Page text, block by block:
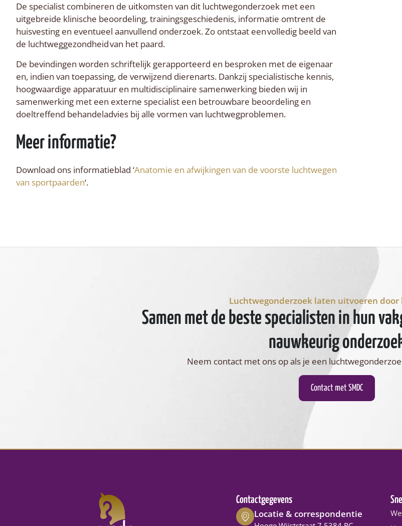
De specialist combineren de uitkomsten van dit luchtwegonderzoek met een
uitgebreide klinische beoordeling, trainingsgeschiedenis, informatie omtrent de
huisvesting en eventueel aanvullend onderzoek. Zo ontstaat een volledig beeld van
de luchtweggezondheid van het paard.
De bevindingen worden schriftelijk gerapporteerd en besproken met de eigenaar
en, indien van toepassing, de verwijzend dierenarts. Dankzij specialistische kennis,
hoogwaardige apparatuur en multidisciplinaire samenwerking bieden wij in
samenwerking met een externe specialist een betrouwbare beoordeling en
doeltreffend behandeladvies bij alle vormen van luchtwegproblemen.
Meer informatie?
Download ons informatieblad ‘Anatomie en afwijkingen van de voorste luchtwegen
van sportpaarden‘.
Luchtwegonderzoek laten uitvoeren door
Samen met de beste specialisten in hun
nauwkeurig
Neem contact met ons op als je een
Contact met SMDC
Contactgegevens
Locatie & correspondentie